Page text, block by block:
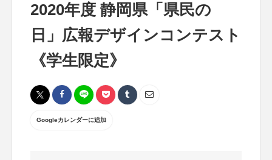
2020年度 静岡県「県民の
日」広報デザインコンテスト
《学生限定》
Googleカレンダーに追加